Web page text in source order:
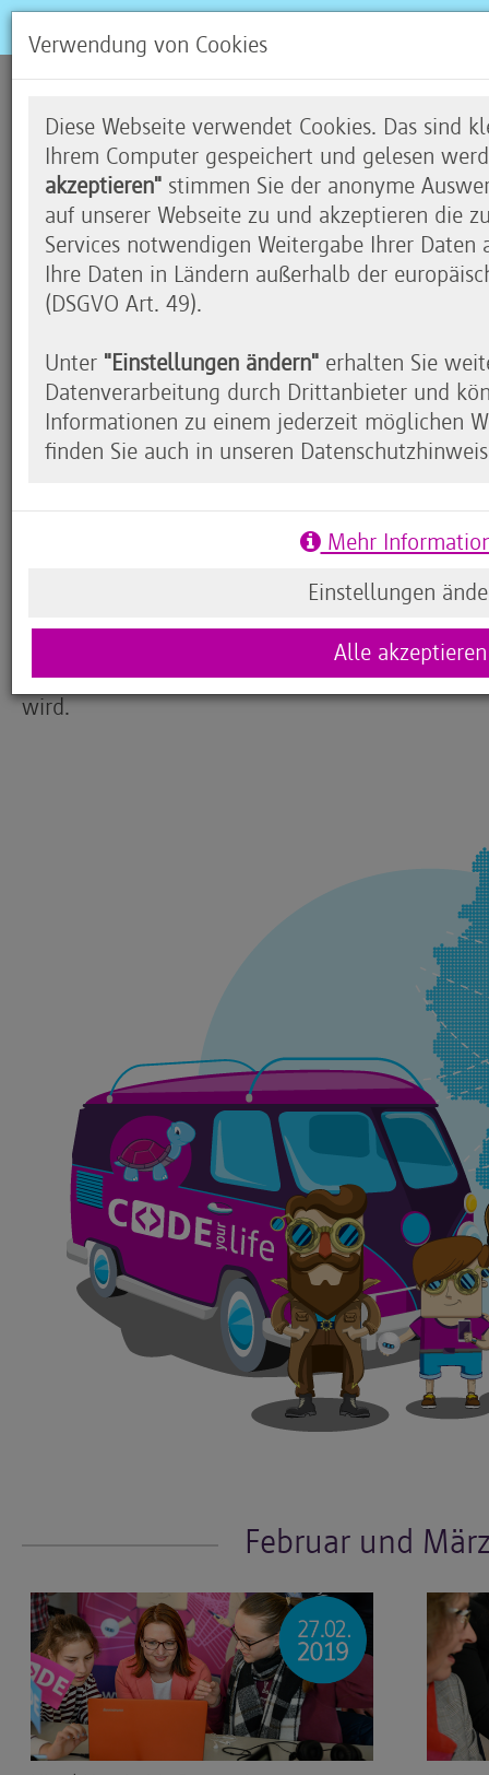
Code your Life auf
Mit dem Tourbus durch die
Seit Herbst 2016 geht Code your Life
verschiedenen Schulen im gesamten
Mit im Gepäck der Tour ist stets eine
für die Kinder vor Ort: So werden sie zum
Turtle-Grafiken programmieren. In einem
Besonderes Highlight: Bei jedem Termin ist ein
dem Deutschen Bundestag dabei, der den
Staffelstab mit einer neuen Challenge an die
sodass die Galerie nach und nach mit weiteren
wird.
Februar und
Verwendung von Cookies
Diese Webseite verwendet Cookies. Das sind
Ihrem Computer gespeichert und gelesen
akzeptieren" stimmen Sie der anonyme
auf unserer Webseite zu und akzeptieren die
Services notwendigen Weitergabe Ihrer
Ihre Daten in Ländern außerhalb der
(DSGVO Art. 49).
Unter "Einstellungen ändern" erhalten Sie
Datenverarbeitung durch Drittanbieter und
Informationen zu einem jederzeit möglichen
finden Sie auch in unseren
Mehr
Einstellungen
Alle akzeptieren